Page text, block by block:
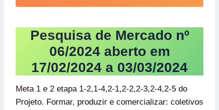
Pesquisa de Mercado nº
06/2024 aberto em
17/02/2024 a 03/03/2024
Meta 1 e 2 etapa 1-2,1-4,2-1,2-2,2-3,2-4,2-5 do
Projeto. Formar, produzir e comercializar: coletivos